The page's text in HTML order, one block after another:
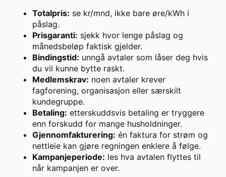
Totalpris: se kr/mnd, ikke bare øre/kWh i
påslag.
Prisgaranti: sjekk hvor lenge påslag og
månedsbeløp faktisk gjelder.
Bindingstid: unngå avtaler som låser deg hvis
du vil kunne bytte raskt.
Medlemskrav: noen avtaler krever
fagforening, organisasjon eller særskilt
kundegruppe.
Betaling: etterskuddsvis betaling er tryggere
enn forskudd for mange husholdninger.
Gjennomfakturering: én faktura for strøm og
nettleie kan gjøre regningen enklere å følge.
Kampanjeperiode: les hva avtalen flyttes til
når kampanjen er over.